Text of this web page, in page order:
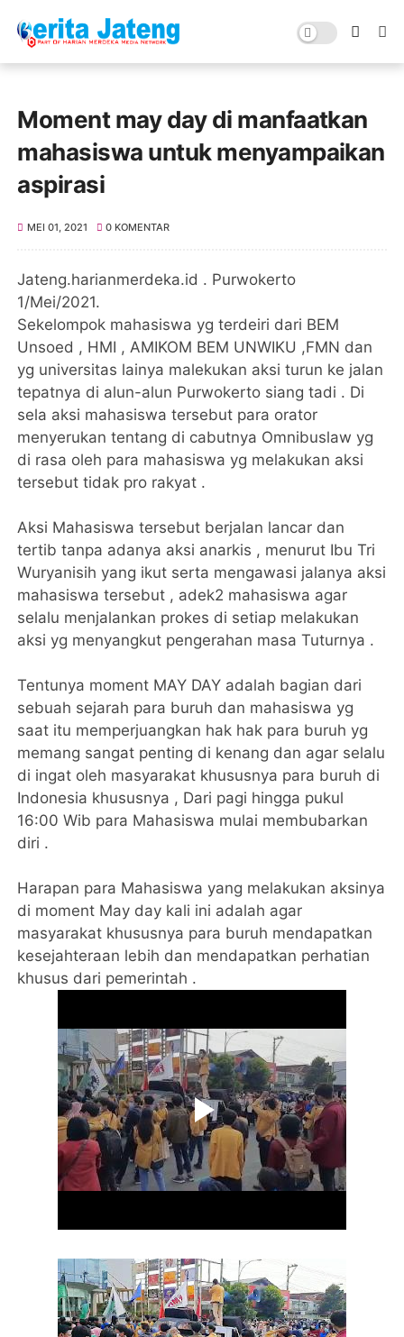
Moment may day di manfaatkan
mahasiswa untuk menyampaikan
aspirasi
MEI 01, 2021 0 KOMENTAR
Jateng.harianmerdeka.id . Purwokerto
1/Mei/2021.
Sekelompok mahasiswa yg terdeiri dari BEM
Unsoed , HMI , AMIKOM BEM UNWIKU ,FMN dan
yg universitas lainya malekukan aksi turun ke jalan
tepatnya di alun-alun Purwokerto siang tadi . Di
sela aksi mahasiswa tersebut para orator
menyerukan tentang di cabutnya Omnibuslaw yg
di rasa oleh para mahasiswa yg melakukan aksi
tersebut tidak pro rakyat .
Aksi Mahasiswa tersebut berjalan lancar dan
tertib tanpa adanya aksi anarkis , menurut Ibu Tri
Wuryanisih yang ikut serta mengawasi jalanya aksi
mahasiswa tersebut , adek2 mahasiswa agar
selalu menjalankan prokes di setiap melakukan
aksi yg menyangkut pengerahan masa Tuturnya .
Tentunya moment MAY DAY adalah bagian dari
sebuah sejarah para buruh dan mahasiswa yg
saat itu memperjuangkan hak hak para buruh yg
memang sangat penting di kenang dan agar selalu
di ingat oleh masyarakat khususnya para buruh di
Indonesia khususnya , Dari pagi hingga pukul
16:00 Wib para Mahasiswa mulai membubarkan
diri .
Harapan para Mahasiswa yang melakukan aksinya
di moment May day kali ini adalah agar
masyarakat khususnya para buruh mendapatkan
kesejahteraan lebih dan mendapatkan perhatian
khusus dari pemerintah .